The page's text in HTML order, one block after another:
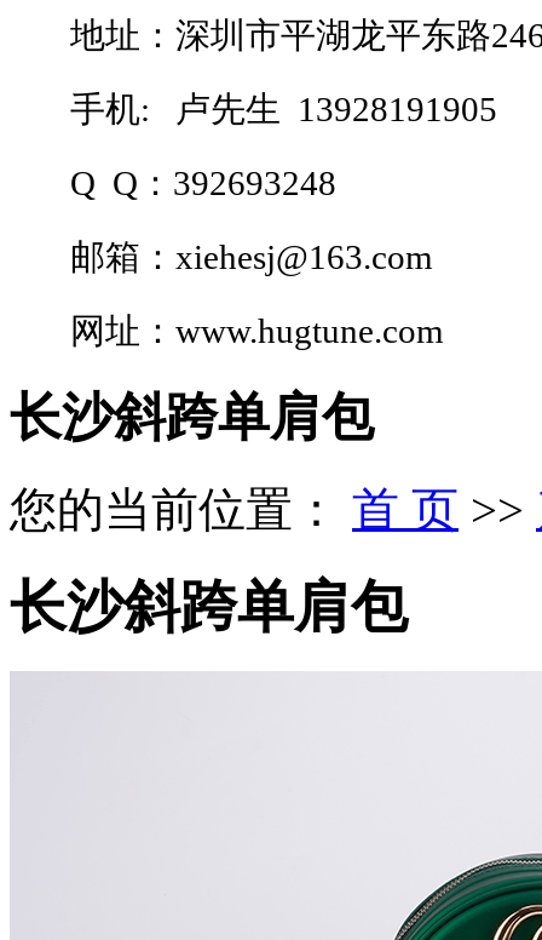
地址：深圳市平湖龙平东路
手机:
卢先生 13928191905
Q Q：392693248
邮箱： xiehesj@163.com
网址： www.hugtune.com
长沙斜跨单肩包
您的当前位置： 首 页 >>
长沙斜跨单肩包